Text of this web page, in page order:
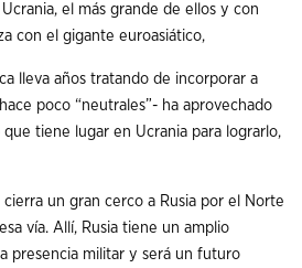
el más grande de ellos y con
con el gigante euroasiático,
lleva años tratando de incorporar a
poco “neutrales”- ha aprovechado
tiene lugar en Ucrania para lograrlo,
cierra un gran cerco a Rusia por el Norte
vía. Allí, Rusia tiene un amplio
presencia militar y será un futuro